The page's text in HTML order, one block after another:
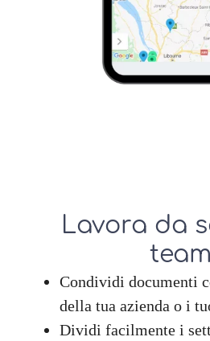
Lavora da
team
Condividi documenti
della tua azienda o i
Dividi facilmente i